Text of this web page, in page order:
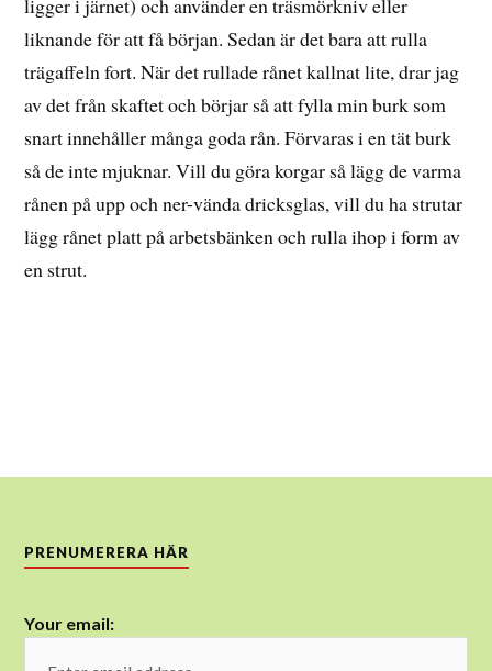
ligger i järnet) och använder en träsmörkniv eller
liknande för att få början. Sedan är det bara att rulla
trägaffeln fort. När det rullade rånet kallnat lite, drar jag
av det från skaftet och börjar så att fylla min burk som
snart innehåller många goda rån. Förvaras i en tät burk
så de inte mjuknar. Vill du göra korgar så lägg de varma
rånen på upp och ner-vända dricksglas, vill du ha strutar
lägg rånet platt på arbetsbänken och rulla ihop i form av
en strut.
PRENUMERERA HÄR
Your email: